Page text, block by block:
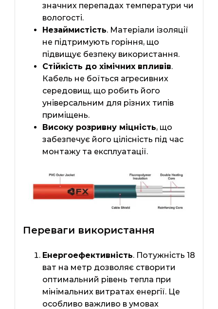
значних перепадах температури чи
вологості.
Незаймистість. Матеріали ізоляції
не підтримують горіння, що
підвищує безпеку використання.
Стійкість до хімічних впливів.
Кабель не боїться агресивних
середовищ, що робить його
універсальним для різних типів
приміщень.
Високу розривну міцність, що
забезпечує його цілісність під час
монтажу та експлуатації.
Переваги використання
Енергоефективність. Потужність 18
ват на метр дозволяє створити
оптимальний рівень тепла при
мінімальних витратах енергії. Це
особливо важливо в умовах